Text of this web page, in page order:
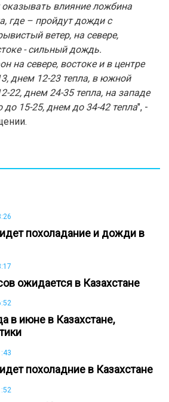
оказывать влияние ложбина
где – пройдут дожди с
ветер, на севере,
- сильный дождь.
на севере, востоке и в центре
днем 12-23 тепла, в южной
22, днем 24-35 тепла, на западе
15-25, днем до 34-42 тепла", -
похоладание и дожди в
ожидается в Казахстане
в июне в Казахстане,
похоладние в Казахстане